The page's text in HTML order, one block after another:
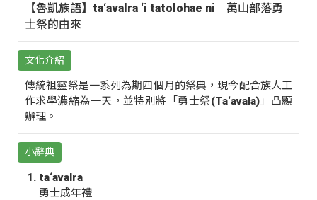
【魯凱族語】ta‘avalra ‘i tatolohae ni｜萬山部落勇
士祭的由來
文化介紹
傳統祖靈祭是一系列為期四個月的祭典，現今配合族人工
作求學濃縮為一天，並特別將「勇士祭(Ta‘avala)」凸顯
辦理。
小辭典
ta‘avalra
勇士成年禮